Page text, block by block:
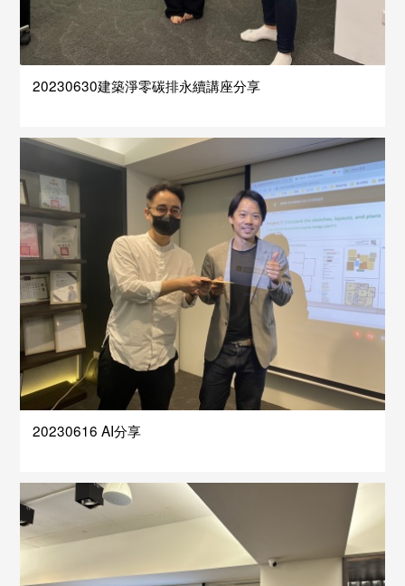
20230630建築淨零碳排永續講座分享
20230616 AI分享